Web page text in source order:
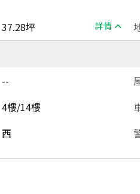
37.28坪 詳情
--
4樓/14樓
西